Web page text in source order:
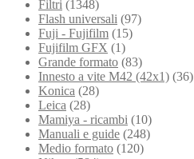
Filtri (1348)
Flash universali (97)
Fuji - Fujifilm (15)
Fujifilm GFX (1)
Grande formato (83)
Innesto a vite M42 (42x1) (36)
Konica (28)
Leica (28)
Mamiya - ricambi (10)
Manuali e guide (248)
Medio formato (120)